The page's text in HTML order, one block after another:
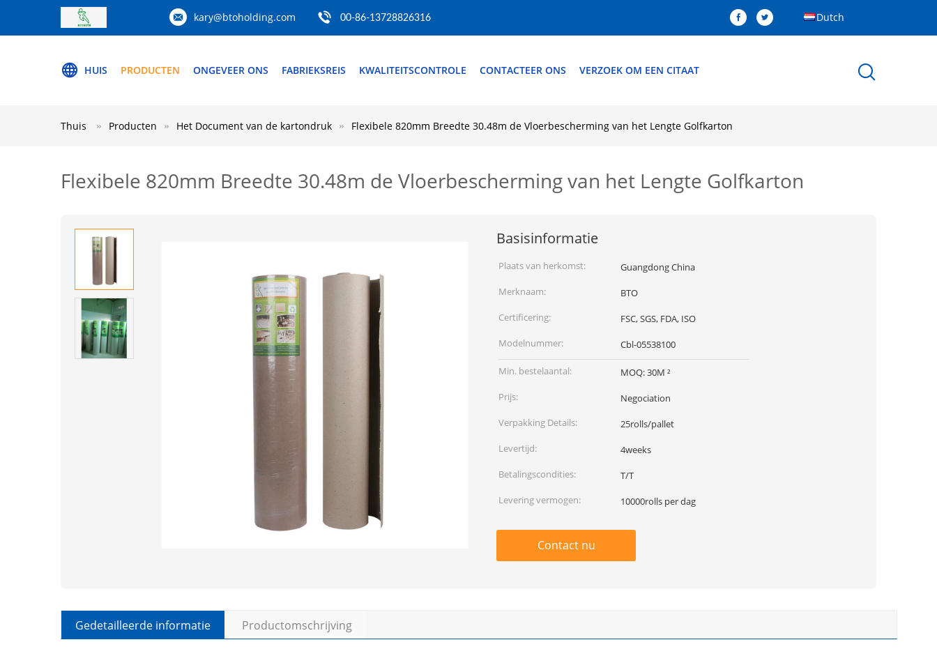
kary@btoholding.com 00-86-13728826316 Dutch
HUIS PRODUCTEN ONGEVEER ONS FABRIEKSREIS KWALITEITSCONTROLE CONTACTEER ONS VERZOEK OM EEN CITAAT
Thuis Producten Het Document van de kartondruk Flexibele 820mm Breedte 30.48m de Vloerbescherming van het Lengte Golfkarton
Flexibele 820mm Breedte 30.48m de Vloerbescherming van het Lengte Golfkarton
Basisinformatie
Plaats van herkomst:
Guangdong China
Merknaam:
BTO
Certificering:
FSC, SGS, FDA, ISO
Modelnummer:
Cbl-05538100
Min. bestelaantal:
MOQ: 30M ²
Prijs:
Negociation
Verpakking Details:
25rolls/pallet
Levertijd:
4weeks
Betalingscondities:
T/T
Levering vermogen:
10000rolls per dag
Contact nu
Gedetailleerde informatie Productomschrijving